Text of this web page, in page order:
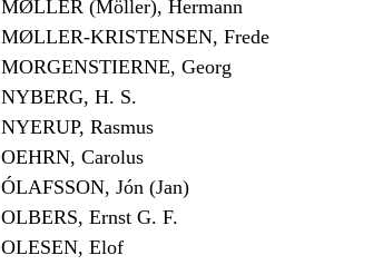
MØLLER (Möller), Hermann
MØLLER-KRISTENSEN, Frede
MORGENSTIERNE, Georg
NYBERG, H. S.
NYERUP, Rasmus
OEHRN, Carolus
ÓLAFSSON, Jón (Jan)
OLBERS, Ernst G. F.
OLESEN, Elof